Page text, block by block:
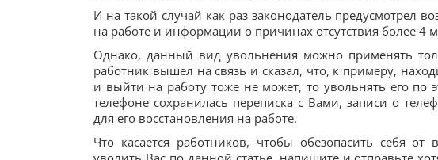
И на такой случай как раз законодатель предусмотрел
на работе и информации о причинах отсутствия более 4
Однако, данный вид увольнения можно применять
работник вышел на связь и сказал, что, к примеру,
и выйти на работу тоже не может, то увольнять его
телефоне сохранилась переписка с Вами, записи о
для его восстановления на работе.
Что касается работников, чтобы обезопасить себя